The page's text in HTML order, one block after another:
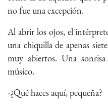
no fue una excepción.
Al abrir los ojos, el
una chiquilla de apenas
muy abiertos. Una
músico.
-¿Qué haces aquí, pequeña?